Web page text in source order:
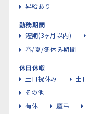
昇給あり
勤務期間
短期(3ヶ月以内)
春/夏/冬休み期間
休日休暇
土日祝休み
土
その他
有休
慶弔